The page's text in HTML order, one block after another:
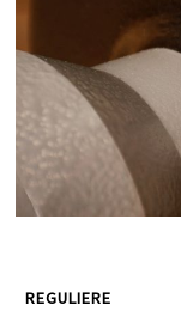
REGULIERE